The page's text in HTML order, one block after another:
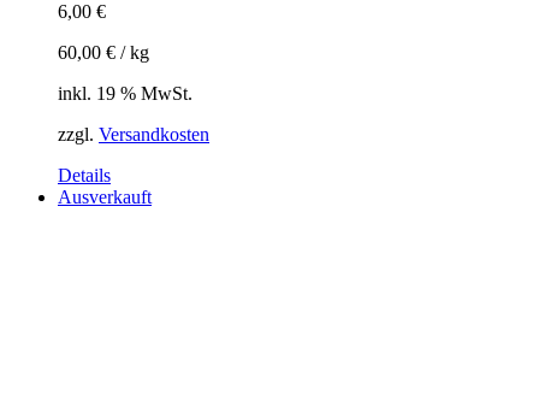
6,00 €
60,00 € /kg
inkl. 19 % MwSt.
zzgl. Versandkosten
Details
Ausverkauft